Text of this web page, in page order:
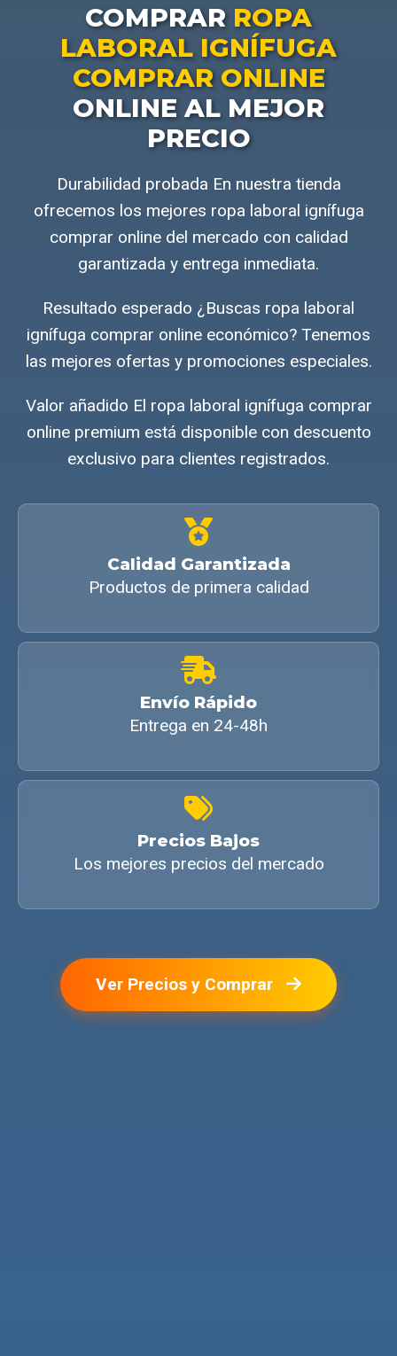
COMPRAR ROPA
LABORAL IGNÍFUGA
COMPRAR ONLINE
ONLINE AL MEJOR
PRECIO
Durabilidad probada En nuestra tienda
ofrecemos los mejores ropa laboral ignífuga
comprar online del mercado con calidad
garantizada y entrega inmediata.
Resultado esperado ¿Buscas ropa laboral
ignífuga comprar online económico? Tenemos
las mejores ofertas y promociones especiales.
Valor añadido El ropa laboral ignífuga comprar
online premium está disponible con descuento
exclusivo para clientes registrados.
Calidad Garantizada
Productos de primera calidad
Envío Rápido
Entrega en 24-48h
Precios Bajos
Los mejores precios del mercado
Ver Precios y Comprar